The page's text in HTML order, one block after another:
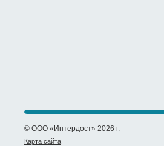
© ООО «Интердост» 2026 г.
Карта сайта